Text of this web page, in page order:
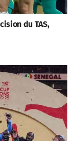
du TAS,